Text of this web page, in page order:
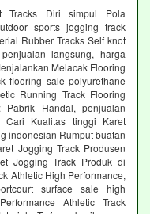
Tracks Diri simpul Pola
sports jogging track
Rubber Tracks Self knot
langsung, harga
Melacak Flooring
flooring sale polyurethane
Running Track Flooring
Pabrik Handal, penjualan
Cari Kualitas tinggi Karet
indonesian Rumput buatan
Jogging Track Produsen
Jogging Track Produk di
Athletic High Performance,
surface sale high
Athletic Track